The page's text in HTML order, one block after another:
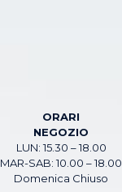
ORARI
NEGOZIO
LUN: 15.30 – 18.00
MAR-SAB: 10.00 – 18.00
Domenica Chiuso